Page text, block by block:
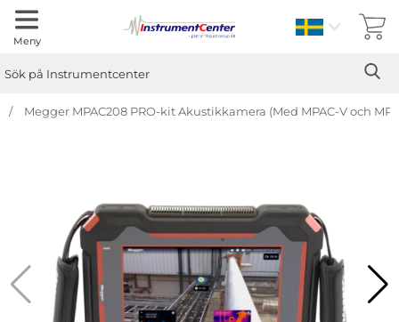
Meny Sverige
Megger MPAC208 PRO-kit Akustikkamera (Med MPAC-V och